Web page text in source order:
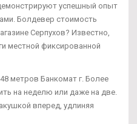
успешный опыт
Болдевер стоимость
Серпухов? Известно,
местной фиксированной
метров Банкомат г. Более
на неделю или даже на две.
вперед, удлиняя